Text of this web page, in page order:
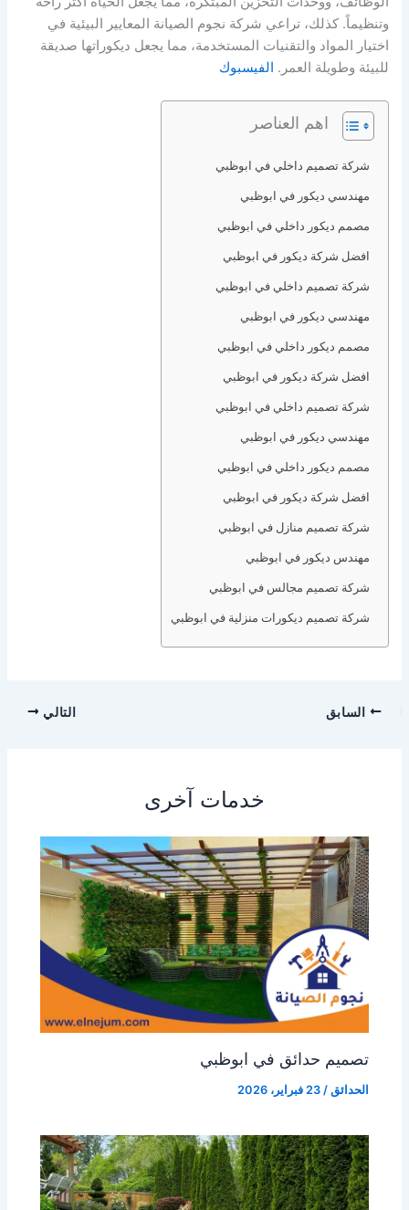
وتنظيماً. كذلك، تراعي شركة نجوم الصيانة المعايير البيئية في
اختيار المواد والتقنيات المستخدمة، مما يجعل ديكوراتها صديقة
للبيئة وطويلة العمر. الفيسبوك
اهم العناصر
شركة تصميم داخلي في ابوظبي
مهندسي ديكور في ابوظبي
مصمم ديكور داخلي في ابوظبي
افضل شركة ديكور في ابوظبي
شركة تصميم داخلي في ابوظبي
مهندسي ديكور في ابوظبي
مصمم ديكور داخلي في ابوظبي
افضل شركة ديكور في ابوظبي
شركة تصميم داخلي في ابوظبي
مهندسي ديكور في ابوظبي
مصمم ديكور داخلي في ابوظبي
افضل شركة ديكور في ابوظبي
شركة تصميم منازل في ابوظبي
مهندس ديكور في ابوظبي
شركة تصميم مجالس في ابوظبي
شركة تصميم ديكورات منزلية في ابوظبي
السابق التالي
خدمات آخرى
تصميم حدائق في ابوظبي
الحدائق /23 فبراير، 2026